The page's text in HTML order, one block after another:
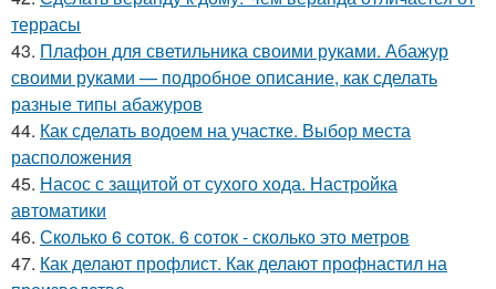
террасы
43. Плафон для светильника своими руками. Абажур
своими руками — подробное описание, как сделать
разные типы абажуров
44. Как сделать водоем на участке. Выбор места
расположения
45. Насос с защитой от сухого хода. Настройка
автоматики
46. Сколько 6 соток. 6 соток - сколько это метров
47. Как делают профлист. Как делают профнастил на